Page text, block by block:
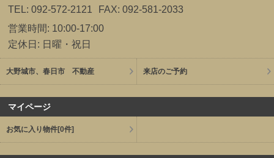
TEL: 092-572-2121
FAX: 092-581-2033
営業時間: 10:00-17:00
定休日: 日曜・祝日
大野城市、春日市 不動産 来店のご予約
マイページ
お気に入り物件[0件]